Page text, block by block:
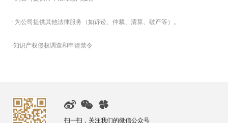
· 为公司提供其他法律服务（如诉讼、仲裁、清算、破产等）。
·知识产权侵权调查和申请禁令
扫一扫，关注我们的微信公众号